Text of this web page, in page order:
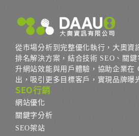
從市場分析到完整優化執行，大奧資
排名解決方案，結合技術 SEO、關
升網站效能與用戶體驗，協助企業在
出，吸引更多目標客戶，實現品牌曝
SEO行銷
網站優化
關鍵字分析
SEO架站